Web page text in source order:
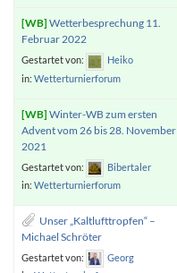
Wetterbesprechung 11.
Februar 2022
Gestartet von:
Heiko
in: Wetterturnierforum
Winter-WB zum ersten
Advent vom 26 bis 28. November
2021
Gestartet von:
Bibertaler
in: Wetterturnierforum
Unser „Kaltlufttropfen“ –
Michael Schröter
Gestartet von:
Georg